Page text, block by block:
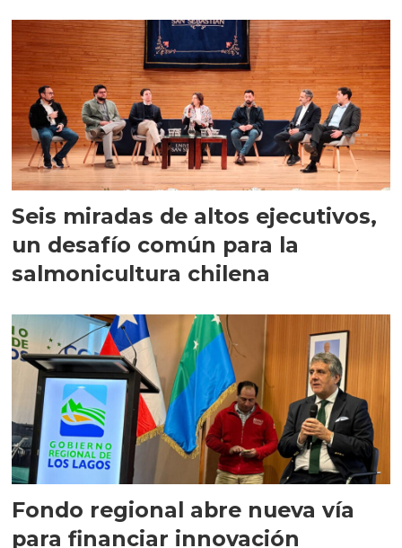
Seis miradas de altos ejecutivos,
un desafío común para la
salmonicultura chilena
Fondo regional abre nueva vía
para financiar innovación